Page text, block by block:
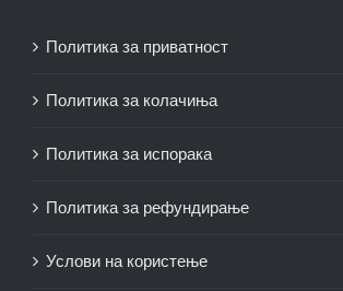
Политика за приватност
Политика за колачиња
Политика за испорака
Политика за рефундирање
Услови на користење